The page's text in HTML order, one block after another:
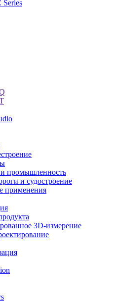
и промышленность
и судостроение
применения
3D-измерение